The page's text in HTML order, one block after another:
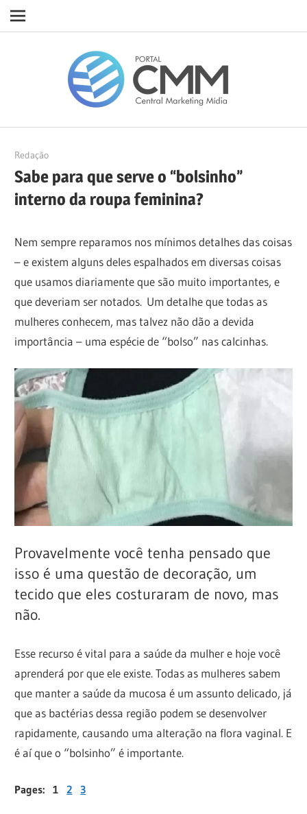
Navigation
19/11/2020
Redação
Sabe para que serve o “bolsinho”
interno da roupa feminina?
Nem sempre reparamos nos mínimos detalhes das coisas
– e existem alguns deles espalhados em diversas coisas
que usamos diariamente que são muito importantes, e
que deveriam ser notados. Um detalhe que todas as
mulheres conhecem, mas talvez não dão a devida
importância – uma espécie de “bolso” nas calcinhas.
Provavelmente você tenha pensado que
isso é uma questão de decoração, um
tecido que eles costuraram de novo, mas
não.
Esse recurso é vital para a saúde da mulher e hoje você
aprenderá por que ele existe. Todas as mulheres sabem
que manter a saúde da mucosa é um assunto delicado, já
que as bactérias dessa região podem se desenvolver
rapidamente, causando uma alteração na flora vaginal. E
é aí que o “bolsinho” é importante.
Pages:1 2 3